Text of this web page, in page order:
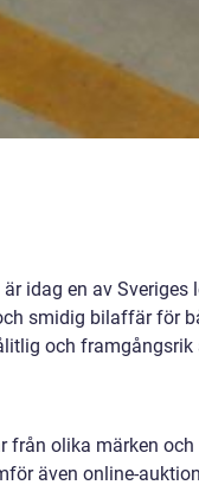
idag en av Sveriges
smidig bilaffär för
och
olika märken
även online-